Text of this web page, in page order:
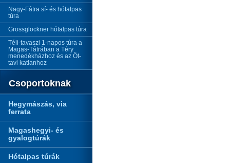
Nagy-Fátra sí- és hótalpas
túra
Grossglockner hótalpas túra
Téli-tavaszi 1-napos túra a
Magas-Tátrában a Téry
menedékházhoz és az Öt-
tavi katlanhoz
Csoportoknak
Hegymászás, via
ferrata
Magashegyi- és
gyalogtúrák
Hótalpas túrák